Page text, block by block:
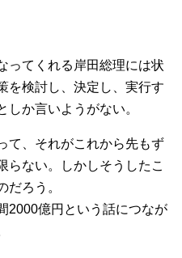
ってくれる岸田総理には状
を検討し、決定し、実行す
しか言いようがない。
て、それがこれから先もず
らない。しかしそうしたこ
だろう。
2000億円という話につなが